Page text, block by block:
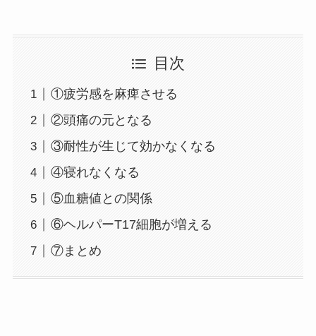
目次
①疲労感を麻痺させる
②頭痛の元となる
③耐性が生じて効かなくなる
④寝れなくなる
⑤血糖値との関係
⑥ヘルパーT17細胞が増える
⑦まとめ